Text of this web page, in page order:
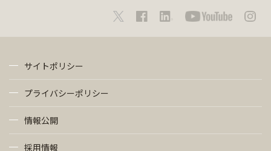
サイトポリシー
プライバシーポリシー
情報公開
採用情報